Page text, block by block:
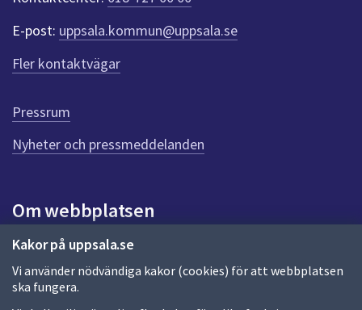
Kakor på uppsala.se
Vi använder nödvändiga kakor (cookies) för att webbplatsen
ska fungera.
e
r
f
ö
r
e
n
n
a
d
a
E-post: uppsala.kommun@uppsala.se
Fler kontaktvägar
Pressrum
Nyheter och pressmeddelanden
Om webbplatsen
Om webbplatsen
Allmänna handlingar och diarium
Behandling av personuppgifter